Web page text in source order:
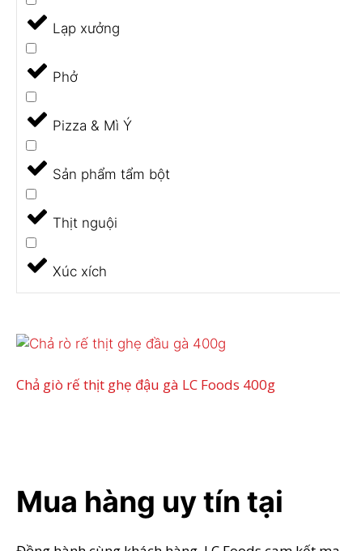
Lạp xưởng
Phở
Pizza & Mì Ý
Sản phẩm tẩm bột
Thịt nguội
Xúc xích
Chả giò rế thịt ghẹ đậu gà LC Foods 400g
Mua hàng uy tín tại